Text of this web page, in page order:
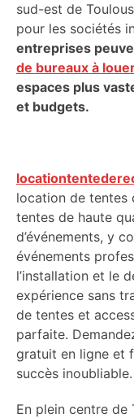
sud-est de
pour les sociétés
entreprises
de bureaux à
espaces plus
et budgets.
location de tentes
tentes de haute
d’événements, y
événements
l’installation et le
expérience sans
de tentes et
parfaite.
gratuit en ligne et
succès inoubliable.
En plein centre de